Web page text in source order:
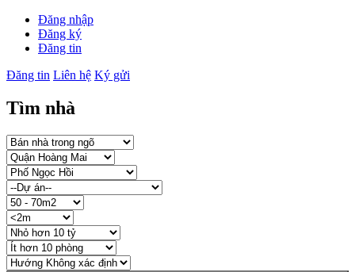
Đăng nhập
Đăng ký
Đăng tin
Đăng tin Liên hệ Ký gửi
Tìm nhà